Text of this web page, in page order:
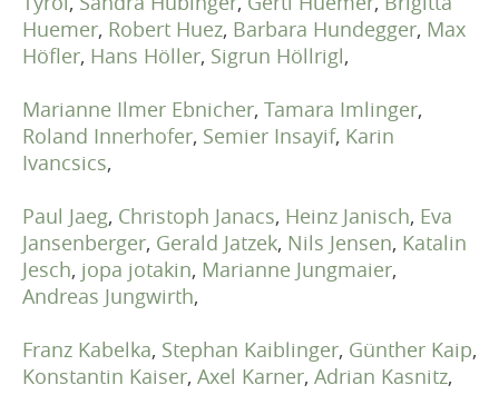
Huemer, Robert Huez, Barbara Hundegger, Max
Höfler, Hans Höller, Sigrun Höllrigl,
Marianne Ilmer Ebnicher, Tamara Imlinger,
Roland Innerhofer, Semier Insayif, Karin
Ivancsics,
Paul Jaeg, Christoph Janacs, Heinz Janisch, Eva
Jansenberger, Gerald Jatzek, Nils Jensen, Katalin
Jesch, jopa jotakin, Marianne Jungmaier,
Andreas Jungwirth,
Franz Kabelka, Stephan Kaiblinger, Günther Kaip,
Konstantin Kaiser, Axel Karner, Adrian Kasnitz,